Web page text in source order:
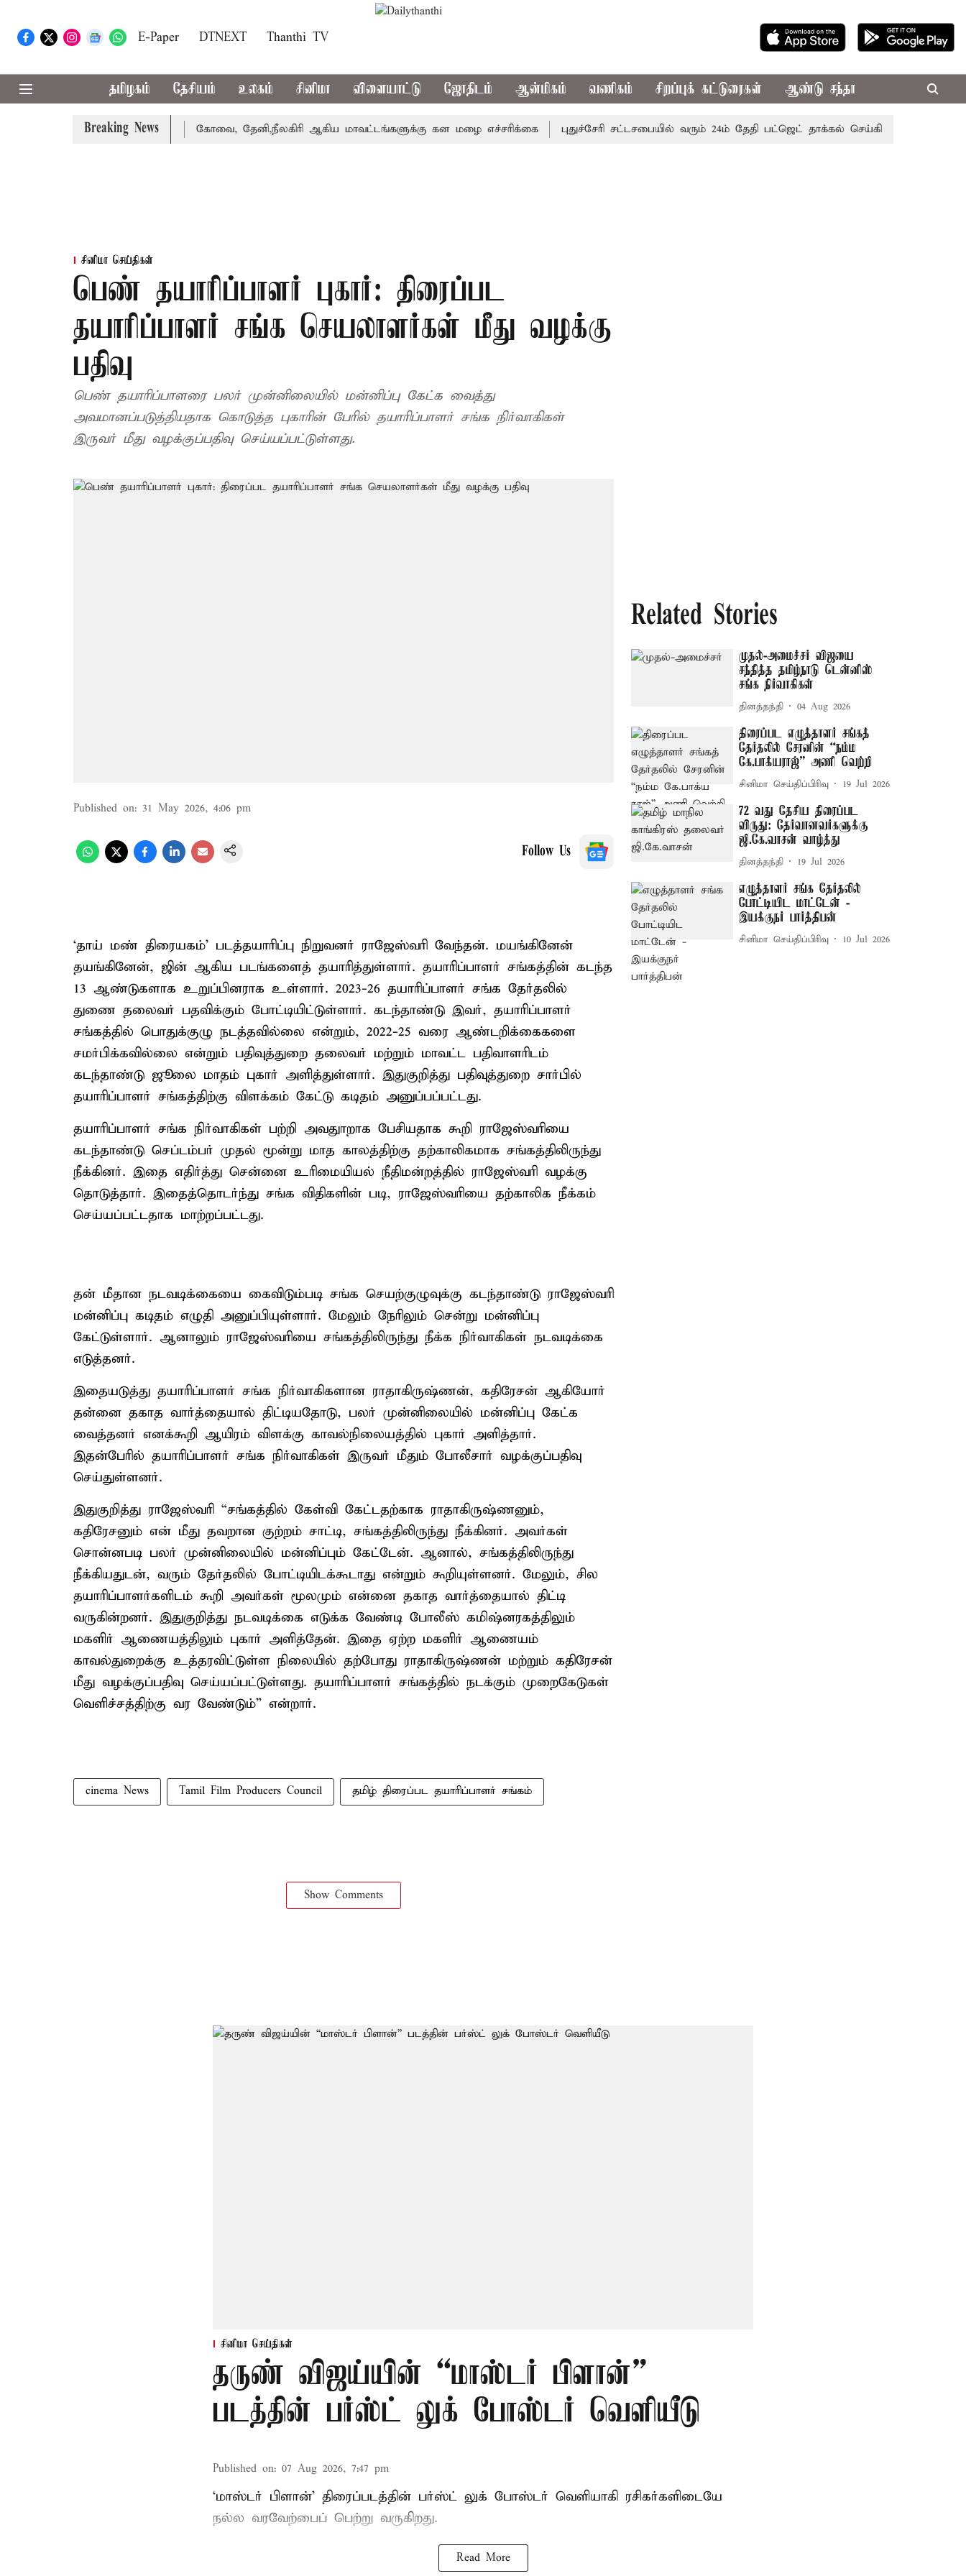
E-Paper DTNEXT Thanthi TV
தமிழகம் தேசியம் உலகம் சினிமா விளையாட்டு ஜோதிடம் ஆன்மிகம் வணிகம் சிறப்புக் கட்டுரைகள் ஆண்டு சந்தா
Breaking News
வாபஸ் பெற்றார் சங்கீதா கோவை, தேனி,நீலகிரி ஆகிய மாவட்டங்களுக்கு கன மழை எச்சரிக்கை புதுச்சேரி சட்டசபையில் வரும் 24ம் தேதி பட்ஜெட் தாக்கல் செய்கிறார் முதல்-அமைச்சர்
சினிமா செய்திகள்
பெண் தயாரிப்பாளர் புகார்: திரைப்பட
தயாரிப்பாளர் சங்க செயலாளர்கள் மீது வழக்கு
பதிவு
பெண் தயாரிப்பாளரை பலர் முன்னிலையில் மன்னிப்பு கேட்க வைத்து
அவமானப்படுத்தியதாக கொடுத்த புகாரின் பேரில் தயாரிப்பாளர் சங்க நிர்வாகிகள்
இருவர் மீது வழக்குப்பதிவு செய்யப்பட்டுள்ளது.
Published on: 31 May 2026, 4:06 pm
Follow Us
‘தாய் மண் திரையகம்’ படத்தயாரிப்பு நிறுவனர் ராஜேஸ்வரி வேந்தன். மயங்கினேன்
தயங்கினேன், ஜின் ஆகிய படங்களைத் தயாரித்துள்ளார். தயாரிப்பாளர் சங்கத்தின் கடந்த
13 ஆண்டுகளாக உறுப்பினராக உள்ளார். 2023-26 தயாரிப்பாளர் சங்க தேர்தலில்
துணை தலைவர் பதவிக்கும் போட்டியிட்டுள்ளார். கடந்தாண்டு இவர், தயாரிப்பாளர்
சங்கத்தில் பொதுக்குழு நடத்தவில்லை என்றும், 2022-25 வரை ஆண்டறிக்கைகளை
சமர்பிக்கவில்லை என்றும் பதிவுத்துறை தலைவர் மற்றும் மாவட்ட பதிவாளரிடம்
கடந்தாண்டு ஜூலை மாதம் புகார் அளித்துள்ளார். இதுகுறித்து பதிவுத்துறை சார்பில்
தயாரிப்பாளர் சங்கத்திற்கு விளக்கம் கேட்டு கடிதம் அனுப்பப்பட்டது.
தயாரிப்பாளர் சங்க நிர்வாகிகள் பற்றி அவதுாறாக பேசியதாக கூறி ராஜேஸ்வரியை
கடந்தாண்டு செப்டம்பர் முதல் மூன்று மாத காலத்திற்கு தற்காலிகமாக சங்கத்திலிருந்து
நீக்கினர். இதை எதிர்த்து சென்னை உரிமையியல் நீதிமன்றத்தில் ராஜேஸ்வரி வழக்கு
தொடுத்தார். இதைத்தொடர்ந்து சங்க விதிகளின் படி, ராஜேஸ்வரியை தற்காலிக நீக்கம்
செய்யப்பட்டதாக மாற்றப்பட்டது.
தன் மீதான நடவடிக்கையை கைவிடும்படி சங்க செயற்குழுவுக்கு கடந்தாண்டு ராஜேஸ்வரி
மன்னிப்பு கடிதம் எழுதி அனுப்பியுள்ளார். மேலும் நேரிலும் சென்று மன்னிப்பு
கேட்டுள்ளார். ஆனாலும் ராஜேஸ்வரியை சங்கத்திலிருந்து நீக்க நிர்வாகிகள் நடவடிக்கை
எடுத்தனர்.
இதையடுத்து தயாரிப்பாளர் சங்க நிர்வாகிகளான ராதாகிருஷ்ணன், கதிரேசன் ஆகியோர்
தன்னை தகாத வார்த்தையால் திட்டியதோடு, பலர் முன்னிலையில் மன்னிப்பு கேட்க
வைத்தனர் எனக்கூறி ஆயிரம் விளக்கு காவல்நிலையத்தில் புகார் அளித்தார்.
இதன்பேரில் தயாரிப்பாளர் சங்க நிர்வாகிகள் இருவர் மீதும் போலீசார் வழக்குப்பதிவு
செய்துள்ளனர்.
இதுகுறித்து ராஜேஸ்வரி “சங்கத்தில் கேள்வி கேட்டதற்காக ராதாகிருஷ்ணனும்,
கதிரேசனும் என் மீது தவறான குற்றம் சாட்டி, சங்கத்திலிருந்து நீக்கினர். அவர்கள்
சொன்னபடி பலர் முன்னிலையில் மன்னிப்பும் கேட்டேன். ஆனால், சங்கத்திலிருந்து
நீக்கியதுடன், வரும் தேர்தலில் போட்டியிடக்கூடாது என்றும் கூறியுள்ளனர். மேலும், சில
தயாரிப்பாளர்களிடம் கூறி அவர்கள் மூலமும் என்னை தகாத வார்த்தையால் திட்டி
வருகின்றனர். இதுகுறித்து நடவடிக்கை எடுக்க வேண்டி போலீஸ் கமிஷ்னரகத்திலும்
மகளிர் ஆணையத்திலும் புகார் அளித்தேன். இதை ஏற்ற மகளிர் ஆணையம்
காவல்துறைக்கு உத்தரவிட்டுள்ள நிலையில் தற்போது ராதாகிருஷ்ணன் மற்றும் கதிரேசன்
மீது வழக்குப்பதிவு செய்யப்பட்டுள்ளது. தயாரிப்பாளர் சங்கத்தில் நடக்கும் முறைகேடுகள்
வெளிச்சத்திற்கு வர வேண்டும்” என்றார்.
cinema News Tamil Film Producers Council தமிழ் திரைப்பட தயாரிப்பாளர் சங்கம்
Show Comments
Related Stories
முதல்-அமைச்சர் விஜயை
சந்தித்த தமிழ்நாடு டென்னிஸ்
சங்க நிர்வாகிகள்
தினத்தந்தி 04 Aug 2026
திரைப்பட எழுத்தாளர் சங்கத்
தேர்தலில் சேரனின் “நம்ம
கே.பாக்​ய​ராஜ்” அணி​ வெற்றி
சினிமா செய்திப்பிரிவு 19 Jul 2026
72 வது தேசிய திரைப்பட
விருது: தேர்வானவர்களுக்கு
ஜி.கே.வாசன் வாழ்த்து
தினத்தந்தி 19 Jul 2026
எழுத்தாளர் சங்க தேர்தலில்
போட்டியிட மாட்டேன் -
இயக்குநர் பார்த்திபன்
சினிமா செய்திப்பிரிவு 10 Jul 2026
சினிமா செய்திகள்
தருண் விஜய்யின் “மாஸ்டர் பிளான்”
படத்தின் பர்ஸ்ட் லுக் போஸ்டர் வெளியீடு
Published on: 07 Aug 2026, 7:47 pm
‘மாஸ்டர் பிளான்’ திரைப்படத்தின் பர்ஸ்ட் லுக் போஸ்டர் வெளியாகி ரசிகர்களிடையே
நல்ல வரவேற்பைப் பெற்று வருகிறது.
Read More